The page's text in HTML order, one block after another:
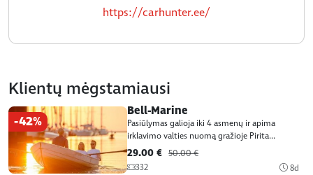
https://carhunter.ee/
Klientų mėgstamiausi
-42%
Bell-Marine
Pasiūlymas galioja iki 4 asmenų ir apima
irklavimo valties nuomą gražioje Pirita...
29.00 € 50.00 €
332
8d